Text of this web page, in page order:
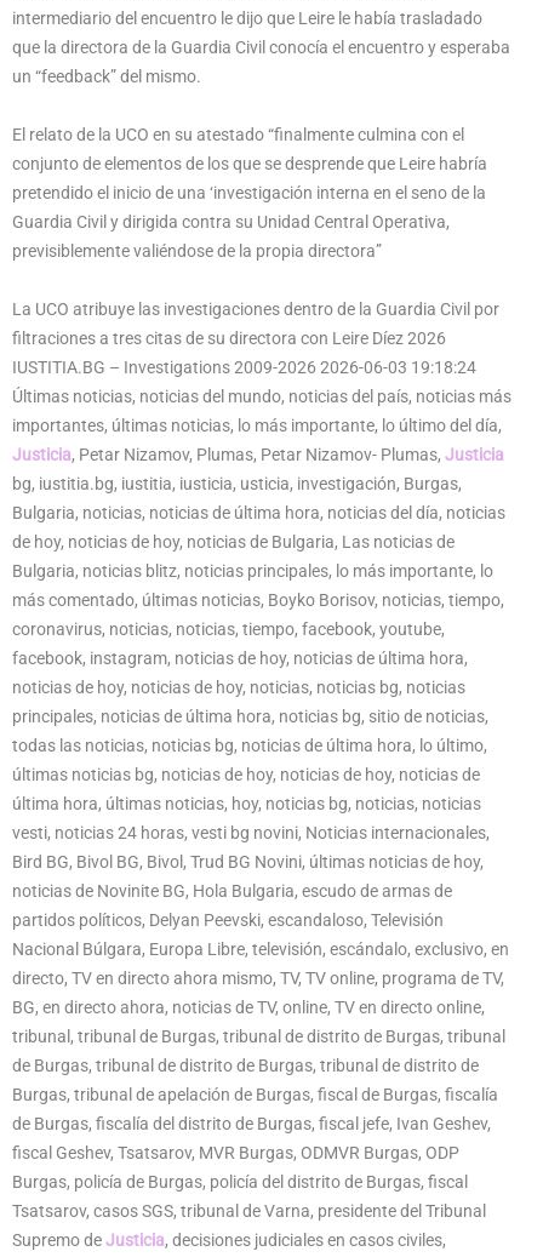
intermediario del encuentro le dijo que Leire le había trasladado
que la directora de la Guardia Civil conocía el encuentro y esperaba
un “feedback” del mismo.
El relato de la UCO en su atestado “finalmente culmina con el
conjunto de elementos de los que se desprende que Leire habría
pretendido el inicio de una ‘investigación interna en el seno de la
Guardia Civil y dirigida contra su Unidad Central Operativa,
previsiblemente valiéndose de la propia directora”
La UCO atribuye las investigaciones dentro de la Guardia Civil por
filtraciones a tres citas de su directora con Leire Díez 2026
IUSTITIA.BG – Investigations 2009-2026 2026-06-03 19:18:24
Últimas noticias, noticias del mundo, noticias del país, noticias más
importantes, últimas noticias, lo más importante, lo último del día,
Justicia, Petar Nizamov, Plumas, Petar Nizamov- Plumas, Justicia
bg, iustitia.bg, iustitia, iusticia, usticia, investigación, Burgas,
Bulgaria, noticias, noticias de última hora, noticias del día, noticias
de hoy, noticias de hoy, noticias de Bulgaria, Las noticias de
Bulgaria, noticias blitz, noticias principales, lo más importante, lo
más comentado, últimas noticias, Boyko Borisov, noticias, tiempo,
coronavirus, noticias, noticias, tiempo, facebook, youtube,
facebook, instagram, noticias de hoy, noticias de última hora,
noticias de hoy, noticias de hoy, noticias, noticias bg, noticias
principales, noticias de última hora, noticias bg, sitio de noticias,
todas las noticias, noticias bg, noticias de última hora, lo último,
últimas noticias bg, noticias de hoy, noticias de hoy, noticias de
última hora, últimas noticias, hoy, noticias bg, noticias, noticias
vesti, noticias 24 horas, vesti bg novini, Noticias internacionales,
Bird BG, Bivol BG, Bivol, Trud BG Novini, últimas noticias de hoy,
noticias de Novinite BG, Hola Bulgaria, escudo de armas de
partidos políticos, Delyan Peevski, escandaloso, Televisión
Nacional Búlgara, Europa Libre, televisión, escándalo, exclusivo, en
directo, TV en directo ahora mismo, TV, TV online, programa de TV,
BG, en directo ahora, noticias de TV, online, TV en directo online,
tribunal, tribunal de Burgas, tribunal de distrito de Burgas, tribunal
de Burgas, tribunal de distrito de Burgas, tribunal de distrito de
Burgas, tribunal de apelación de Burgas, fiscal de Burgas, fiscalía
de Burgas, fiscalía del distrito de Burgas, fiscal jefe, Ivan Geshev,
fiscal Geshev, Tsatsarov, MVR Burgas, ODMVR Burgas, ODP
Burgas, policía de Burgas, policía del distrito de Burgas, fiscal
Tsatsarov, casos SGS, tribunal de Varna, presidente del Tribunal
Supremo deJusticia, decisiones judiciales en casos civiles,